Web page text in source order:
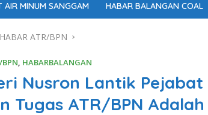
AIR MINUM SANGGAM HABAR BALANGAN COAL
HABAR ATR/BPN
, HABARBALANGAN
Nusron Lantik
Tugas ATR/BPN